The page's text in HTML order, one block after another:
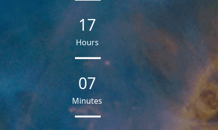
17
Hours
07
Minutes